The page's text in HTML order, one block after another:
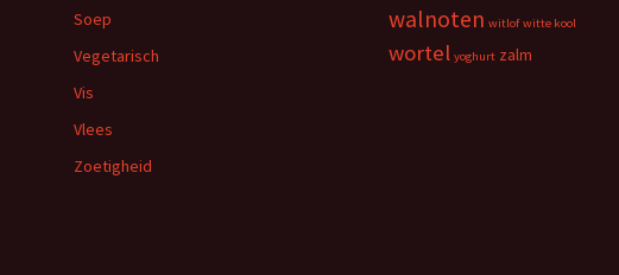
Soep
Vegetarisch
Vis
Vlees
Zoetigheid
walnoten witlof witte kool
wortel yoghurt zalm